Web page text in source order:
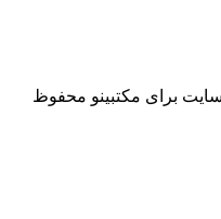
برای مکتبینو محفوظ